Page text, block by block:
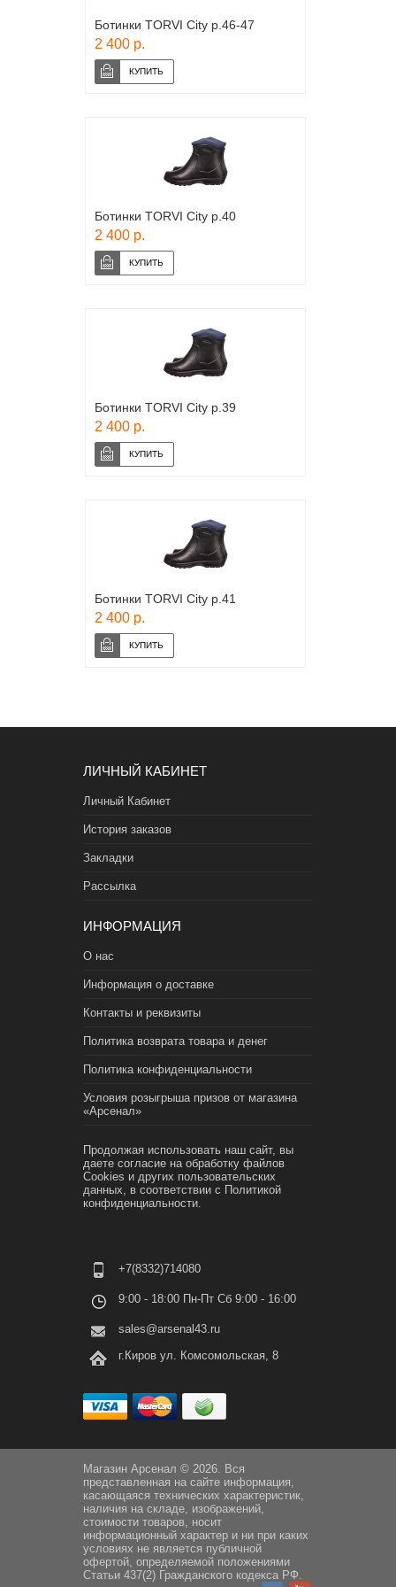
Ботинки TORVI City р.46-47
2 400 р.
Ботинки TORVI City р.40
2 400 р.
Ботинки TORVI City р.39
2 400 р.
Ботинки TORVI City р.41
2 400 р.
ЛИЧНЫЙ КАБИНЕТ
Личный Кабинет
История заказов
Закладки
Рассылка
ИНФОРМАЦИЯ
О нас
Информация о доставке
Контакты и реквизиты
Политика возврата товара и денег
Политика конфиденциальности
Условия розыгрыша призов от магазина
«Арсенал»
Продолжая использовать наш сайт, вы
даете согласие на обработку файлов
Cookies и других пользовательских
данных, в соответствии с Политикой
конфиденциальности.
+7(8332)714080
9:00 - 18:00 Пн-Пт Сб 9:00 - 16:00
sales@arsenal43.ru
г.Киров ул. Комсомольская, 8
Магазин Арсенал © 2026. Вся
представленная на сайте информация,
касающаяся технических характеристик,
наличия на складе, изображений,
стоимости товаров, носит
информационный характер и ни при каких
условиях не является публичной
офертой, определяемой положениями
Статьи 437(2) Гражданского кодекса РФ.